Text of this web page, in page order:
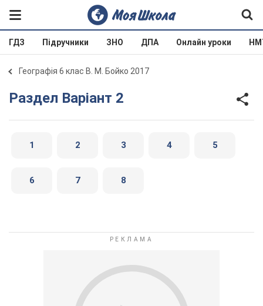
ГДЗ Підручники ЗНО ДПА Онлайн уроки
Географія 6 клас В. М. Бойко 2017
Раздел Варіант 2
1 2 3 4 5
6 7 8